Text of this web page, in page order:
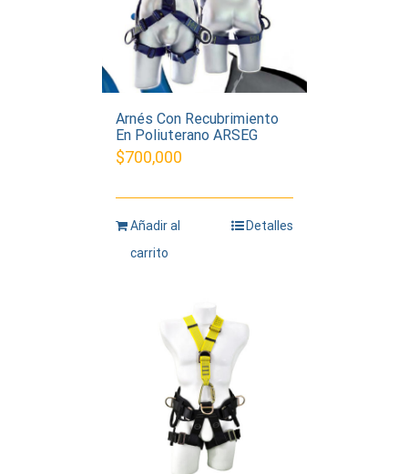
Arnés Con Recubrimiento
En Poliuterano ARSEG
$700,000
Añadir al
carrito
Detalles